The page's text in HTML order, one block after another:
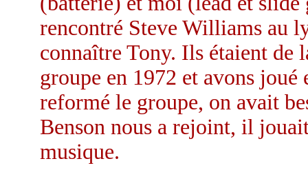
rencontré Steve Williams au
connaître Tony. Ils étaient de
groupe en 1972 et avons
reformé le groupe, on avait
Benson nous a rejoint, il
musique.